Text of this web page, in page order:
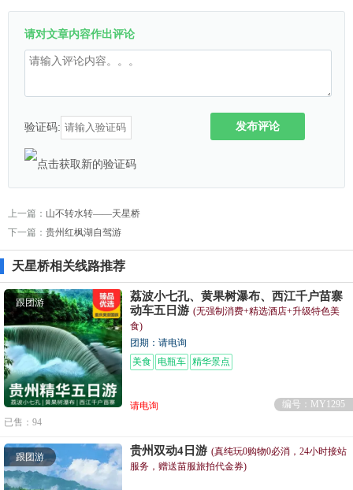
请对文章内容作出评论
验证码: 发布评论
上一篇： 山不转水转——天星桥
下一篇： 贵州红枫湖自驾游
天星桥相关线路推荐
跟团游
荔波小七孔、黄果树瀑布、西江千户苗寨
动车五日游 (无强制消费+精选酒店+升级特色美
食)
团期：请电询
美食 电瓶车 精华景点
请电询
编号：MY1295
已售：94
跟团游 贵州双动4日游 (真纯玩0购物0必消，24小时接站
服务，赠送苗服旅拍代金券)